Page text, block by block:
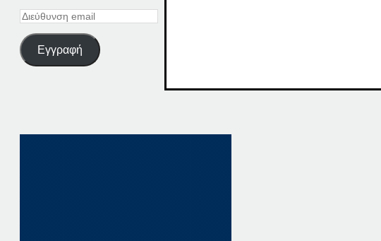
Διεύθυνση
Εγγραφή